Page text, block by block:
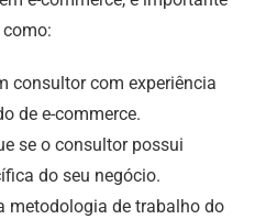
consultor com experiência
de e-commerce.
se o consultor possui
do seu negócio.
metodologia de trabalho do